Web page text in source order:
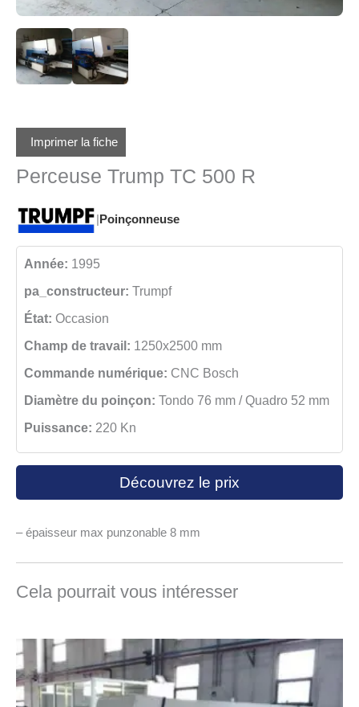
Imprimer la fiche
Perceuse Trump TC 500 R
Poinçonneuse
Année: 1995
pa_constructeur: Trumpf
État: Occasion
Champ de travail: 1250x2500 mm
Commande numérique: CNC Bosch
Diamètre du poinçon: Tondo 76 mm / Quadro 52 mm
Puissance: 220 Kn
Découvrez le prix
– épaisseur max punzonable 8 mm
Cela pourrait vous intéresser